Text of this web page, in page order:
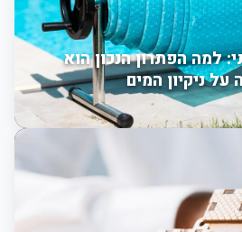
למה הפתרון הנכון הוא
ניקיון המים